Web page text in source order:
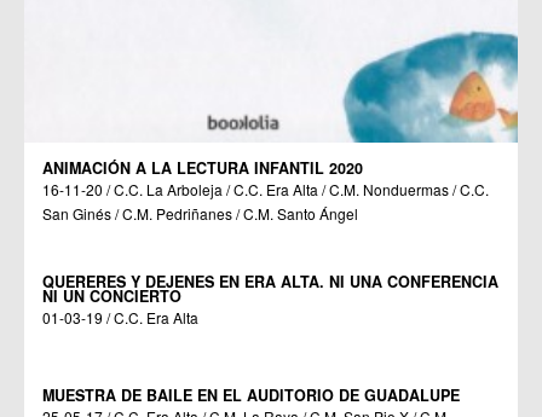
ANIMACIÓN A LA LECTURA INFANTIL 2020
16-11-20 / C.C. La Arboleja / C.C. Era Alta / C.M. Nonduermas / C.C.
San Ginés / C.M. Pedriñanes / C.M. Santo Ángel
QUERERES Y DEJENES EN ERA ALTA. NI UNA CONFERENCIA
NI UN CONCIERTO
01-03-19 / C.C. Era Alta
MUESTRA DE BAILE EN EL AUDITORIO DE GUADALUPE